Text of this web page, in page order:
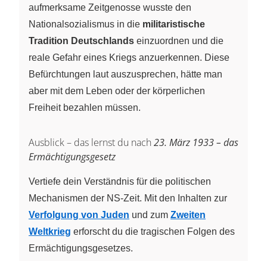
aufmerksame Zeitgenosse wusste den
Nationalsozialismus in die militaristische
Tradition Deutschlands einzuordnen und die
reale Gefahr eines Kriegs anzuerkennen. Diese
Befürchtungen laut auszusprechen, hätte man
aber mit dem Leben oder der körperlichen
Freiheit bezahlen müssen.
Ausblick – das lernst du nach 23. März 1933 – das
Ermächtigungsgesetz
Vertiefe dein Verständnis für die politischen
Mechanismen der NS-Zeit. Mit den Inhalten zur
Verfolgung von Juden und zum Zweiten
Weltkrieg erforscht du die tragischen Folgen des
Ermächtigungsgesetzes.